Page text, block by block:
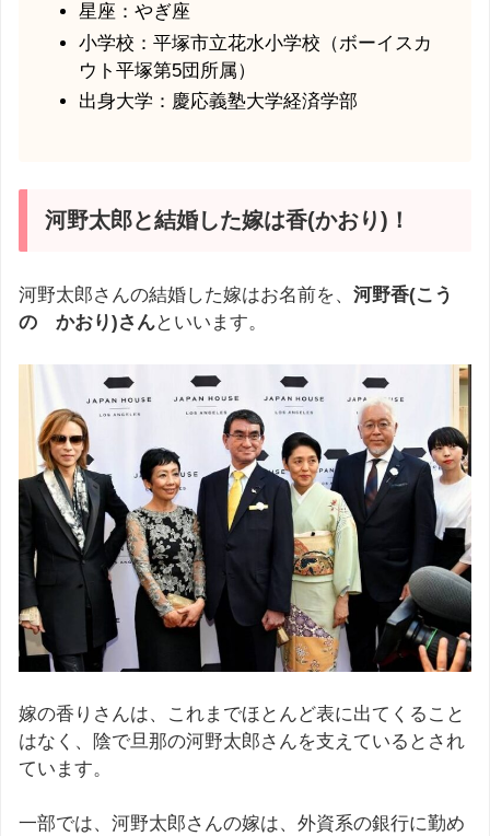
星座：やぎ座
小学校：平塚市立花水小学校（ボーイスカ
ウト平塚第5団所属）
出身大学：慶応義塾大学経済学部
河野太郎と結婚した嫁は香(かおり)！
河野太郎さんの結婚した嫁はお名前を、 河野香(こう
の かおり)さんといいます。
嫁の香りさんは、これまでほとんど表に出てくること
はなく、陰で旦那の河野太郎さんを支えているとされ
ています。
一部では、河野太郎さんの嫁は、外資系の銀行に勤め